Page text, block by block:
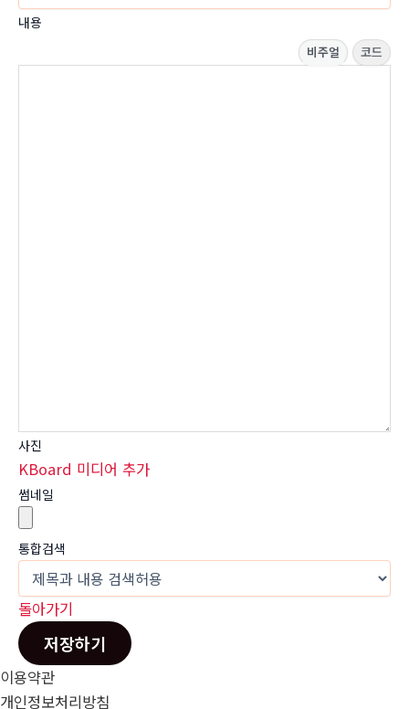
내용
비주얼 코드
사진
KBoard 미디어 추가
썸네일
통합검색
돌아가기
저장하기
이용약관
개인정보처리방침